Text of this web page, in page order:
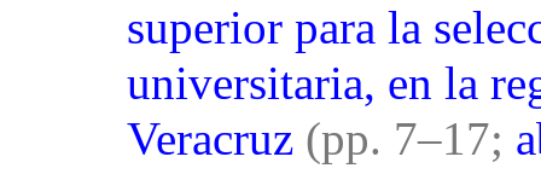
superior para la
universitaria, en la
Veracruz (pp. 7–17;